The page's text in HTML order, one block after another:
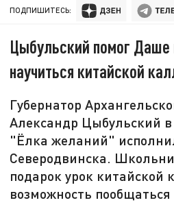
ПОДПИШИТЕСЬ:
Цыбульский помог Даше
научиться китайской
Губернатор
Александр Цыбульский
"Ёлка желаний"
Северодвинска.
подарок урок китайской
возможность